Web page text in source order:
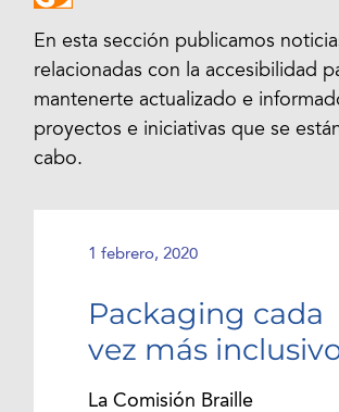
En esta sección publicamos
relacionadas con la accesibilidad
mantenerte actualizado e
proyectos e iniciativas que se
cabo.
1 febrero, 2020
Packaging cada
vez más
La Comisión Braille